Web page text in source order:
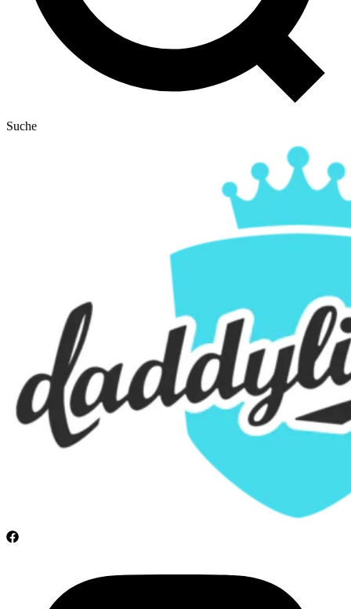
Suche